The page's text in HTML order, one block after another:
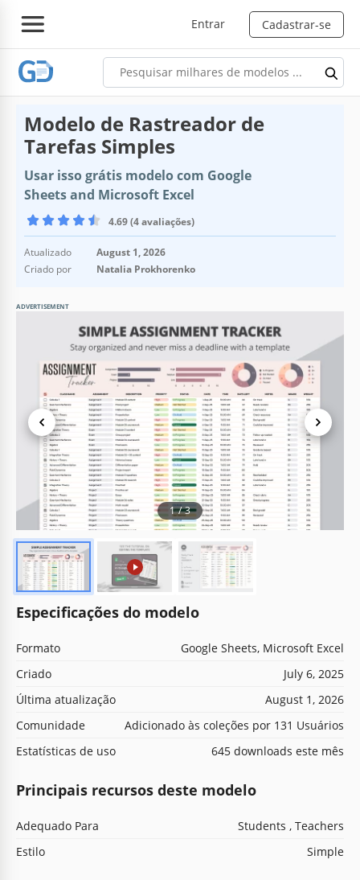
Entrar Cadastrar-se
Modelo de Rastreador de
Tarefas Simples
Usar isso grátis modelo com Google
Sheets and Microsoft Excel
4.69 (4 avaliações)
Atualizado
August 1, 2026
Criado por
Natalia Prokhorenko
ADVERTISEMENT
1/3
Especificações do modelo
Formato
Google Sheets, Microsoft Excel
Criado
July 6, 2025
Última atualização
August 1, 2026
Comunidade
Adicionado às coleções por 131 Usuários
Estatísticas de uso
645 downloads este mês
Principais recursos deste modelo
Adequado Para
Students , Teachers
Estilo
Simple